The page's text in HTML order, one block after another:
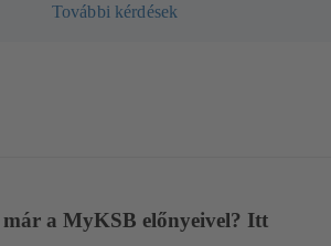
További kérdések
már a MyKSB előnyeivel? Itt